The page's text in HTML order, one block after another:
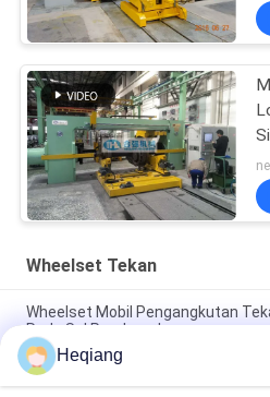
Wheelset Tekan
Wheelset Mobil Pengangkutan
Roda Sel Pembongkaran
Bengkel Kereta Api 3000kN
Φ1250mm
Heqiang